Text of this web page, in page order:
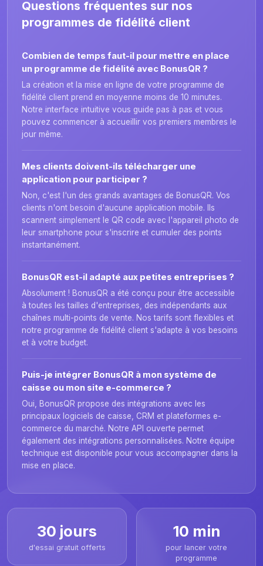
Questions fréquentes sur nos
programmes de fidélité client
Combien de temps faut-il pour mettre en place
un programme de fidélité avec BonusQR ?
La création et la mise en ligne de votre programme de
fidélité client prend en moyenne moins de 10 minutes.
Notre interface intuitive vous guide pas à pas et vous
pouvez commencer à accueillir vos premiers membres le
jour même.
Mes clients doivent-ils télécharger une
application pour participer ?
Non, c'est l'un des grands avantages de BonusQR. Vos
clients n'ont besoin d'aucune application mobile. Ils
scannent simplement le QR code avec l'appareil photo de
leur smartphone pour s'inscrire et cumuler des points
instantanément.
BonusQR est-il adapté aux petites entreprises ?
Absolument ! BonusQR a été conçu pour être accessible
à toutes les tailles d'entreprises, des indépendants aux
chaînes multi-points de vente. Nos tarifs sont flexibles et
notre programme de fidélité client s'adapte à vos besoins
et à votre budget.
Puis-je intégrer BonusQR à mon système de
caisse ou mon site e-commerce ?
Oui, BonusQR propose des intégrations avec les
principaux logiciels de caisse, CRM et plateformes e-
commerce du marché. Notre API ouverte permet
également des intégrations personnalisées. Notre équipe
technique est disponible pour vous accompagner dans la
mise en place.
30 jours
d'essai gratuit offerts
10 min
pour lancer votre
programme